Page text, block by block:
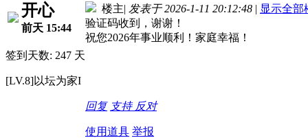
开心
前天 15:44
签到天数: 247 天
[LV.8]以坛为家I
楼主| 发表于 2026-1-11 20:12:48 | 显示全部
验证码收到，谢谢！
祝您2026年事业顺利！家庭幸福！
回复 支持 反对
使用道具 举报